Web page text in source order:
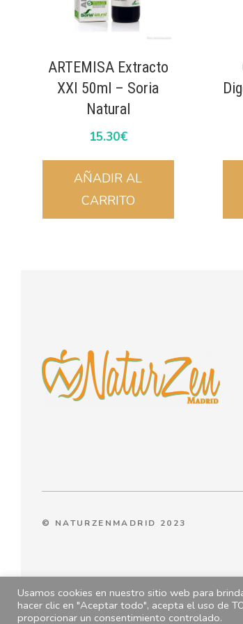
ARTEMISA Extracto
XXI 50ml – Soria
Natural
15.30€
AÑADIR AL
CARRITO
© NATURZENMADRID 2023
Usamos cookies en nuestro sitio web para
hacer clic en "Aceptar todo", acepta el uso de
proporcionar un consentimiento controlado.